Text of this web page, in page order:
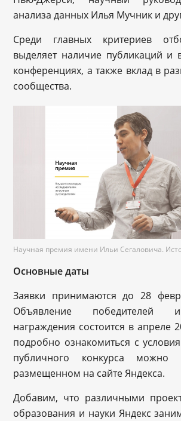
анализа данных Илья Мучник и
Среди главных критериев
выделяет наличие публикаций и
конференциях, а также вклад в
сообщества.
Научная премия имени Ильи Сегаловича.
Основные даты
Заявки принимаются до 28
Объявление победителей
награждения состоится в апреле
подробно ознакомиться с
публичного конкурса
размещенном на сайте Яндекса.
Добавим, что различными
образования и науки Яндекс